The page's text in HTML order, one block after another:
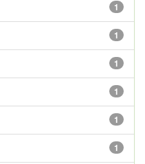
1
1
1
1
1
1